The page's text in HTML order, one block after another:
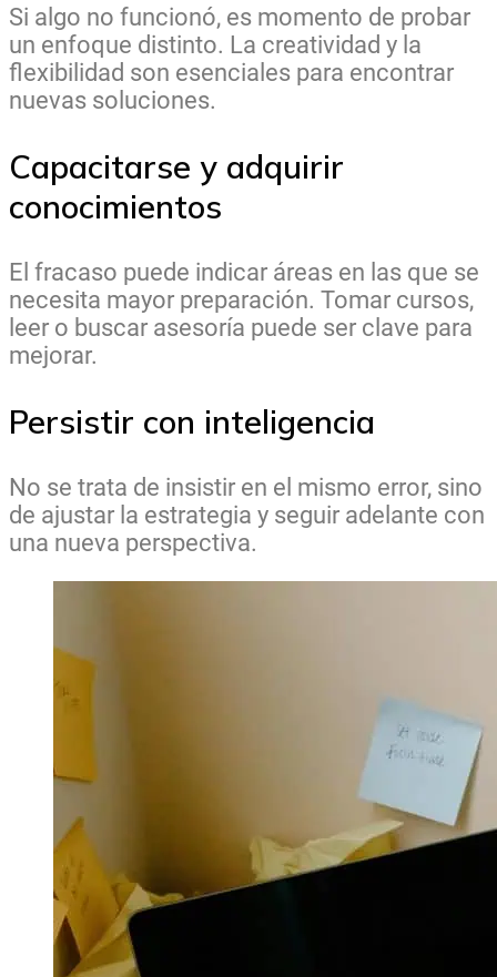
Si algo no funcionó, es momento de probar
un enfoque distinto. La creatividad y la
flexibilidad son esenciales para encontrar
nuevas soluciones.
Capacitarse y adquirir
conocimientos
El fracaso puede indicar áreas en las que se
necesita mayor preparación. Tomar cursos,
leer o buscar asesoría puede ser clave para
mejorar.
Persistir con inteligencia
No se trata de insistir en el mismo error, sino
de ajustar la estrategia y seguir adelante con
una nueva perspectiva.